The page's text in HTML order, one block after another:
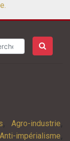
, Agro-industrie,
Anti-impérialisme,